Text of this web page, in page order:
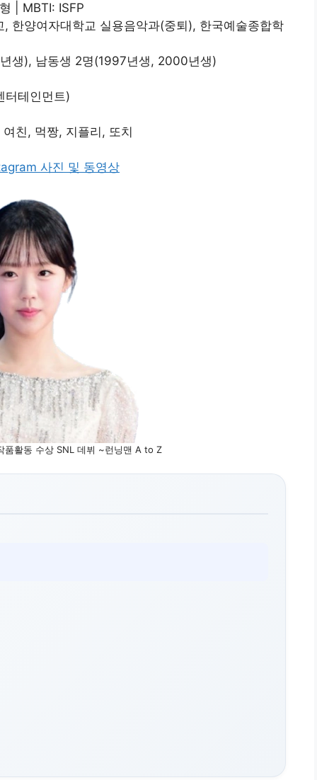
| MBTI: ISFP
한양여자대학교 실용음악과(중퇴), 한국예술종합학
생), 남동생 2명(1997년생, 2000년생)
터테인먼트)
친, 먹짱, 지플리, 또치
사진 및 동영상
품활동 수상 SNL 데뷔 ~런닝맨 A to Z